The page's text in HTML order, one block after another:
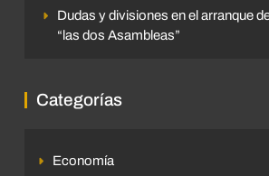
Dudas y divisiones en el arranque
“las dos Asambleas”
Categorías
Economía